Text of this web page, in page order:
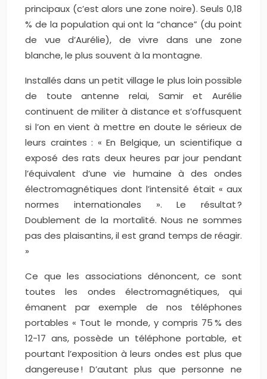
principaux (c’est alors une zone noire). Seuls 0,18
% de la population qui ont la “chance” (du point
de vue d’Aurélie), de vivre dans une zone
blanche, le plus souvent à la montagne.
Installés dans un petit village le plus loin possible
de toute antenne relai, Samir et Aurélie
continuent de militer à distance et s’offusquent
si l’on en vient à mettre en doute le sérieux de
leurs craintes : « En Belgique, un scientifique a
exposé des rats deux heures par jour pendant
l’équivalent d’une vie humaine à des ondes
électromagnétiques dont l’intensité était « aux
normes internationales ». Le résultat ?
Doublement de la mortalité. Nous ne sommes
pas des plaisantins, il est grand temps de réagir.
»
Ce que les associations dénoncent, ce sont
toutes les ondes électromagnétiques, qui
émanent par exemple de nos téléphones
portables « Tout le monde, y compris 75 % des
12-17 ans, possède un téléphone portable, et
pourtant l’exposition à leurs ondes est plus que
dangereuse ! D’autant plus que personne ne